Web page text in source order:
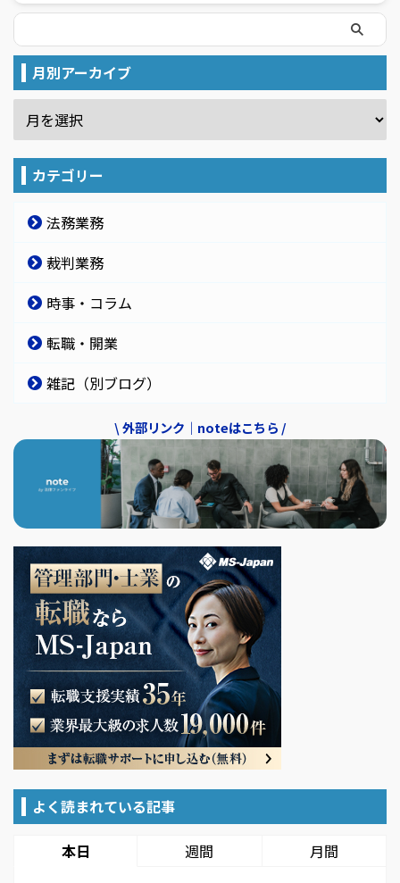
月別アーカイブ
カテゴリー
法務業務
裁判業務
時事・コラム
転職・開業
雑記（別ブログ）
\ 外部リンク｜noteはこちら /
よく読まれている記事
本日 週間 月間